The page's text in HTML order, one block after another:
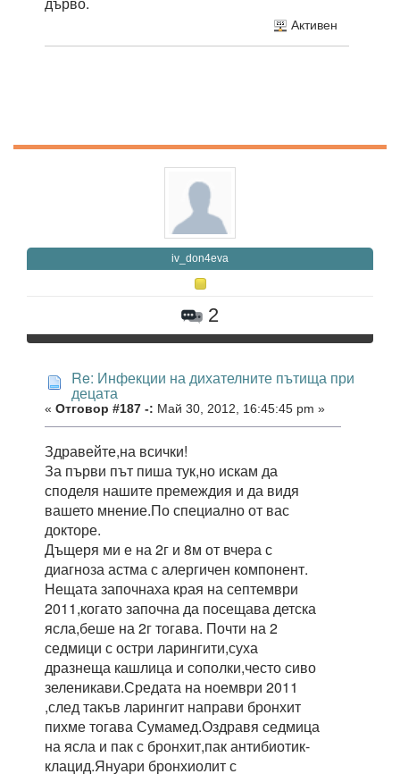
Активен
iv_don4eva
2
Re: Инфекции на дихателните пътища при
децата
« Отговор #187 -: Май 30, 2012, 16:45:45 pm »
Здравейте,на всички!
За първи път пиша тук,но искам да
споделя нашите премеждия и да видя
вашето мнение.По специално от вас
докторе.
Дъщеря ми е на 2г и 8м от вчера с
диагноза астма с алергичен компонент.
Нещата започнаха края на септември
2011,когато започна да посещава детска
ясла,беше на 2г тогава. Почти на 2
седмици с остри ларингити,суха
дразнеща кашлица и сополки,често сиво
зеленикави.Средата на ноември 2011
,след такъв ларингит направи бронхит
пихме тогава Сумамед.Оздравя седмица
на ясла и пак с бронхит,пак антибиотик-
клацид.Януари бронхиолит с